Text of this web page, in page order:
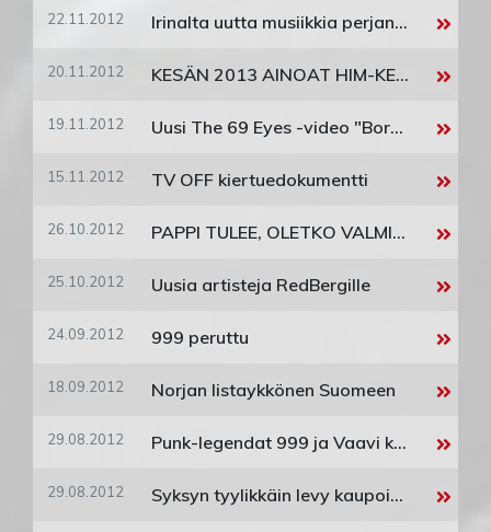
22.11.2012 Irinalta uutta musiikkia perjantaina!
20.11.2012 KESÄN 2013 AINOAT HIM-KEIKAT SUOMESSA
19.11.2012 Uusi The 69 Eyes -video "Borderline" linjoilla
15.11.2012 TV OFF kiertuedokumentti
26.10.2012 PAPPI TULEE, OLETKO VALMIS?
25.10.2012 Uusia artisteja RedBergille
24.09.2012 999 peruttu
18.09.2012 Norjan listaykkönen Suomeen
29.08.2012 Punk-legendat 999 ja Vaavi kohtaavat Tavastialla
29.08.2012 Syksyn tyylikkäin levy kaupoissa perjantaina 31. elokuuta